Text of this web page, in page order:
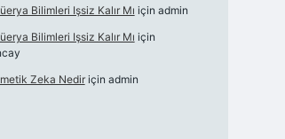
Bilimleri Işsiz Kalır Mı için admin
Bilimleri Işsiz Kalır Mı için
Zeka Nediriçin admin